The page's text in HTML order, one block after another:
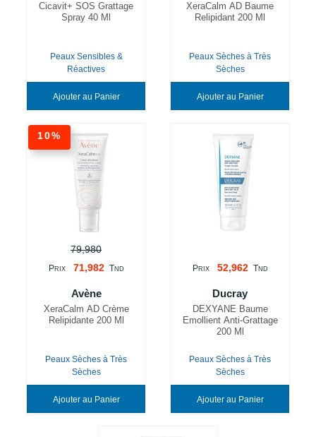
Cicavit+ SOS Grattage
Spray 40 Ml
Peaux Sensibles &
Réactives
Ajouter au Panier
XeraCalm AD Baume
Relipidant 200 Ml
Peaux Sèches à Très
Sèches
Ajouter au Panier
10%
79,980
PRIX 71,982 TND
Avène
XeraCalm AD Crème
Relipidante 200 Ml
Peaux Sèches à Très
Sèches
Ajouter au Panier
PRIX 52,962 TND
Ducray
DEXYANE Baume
Emollient Anti-Grattage
200 Ml
Peaux Sèches à Très
Sèches
Ajouter au Panier